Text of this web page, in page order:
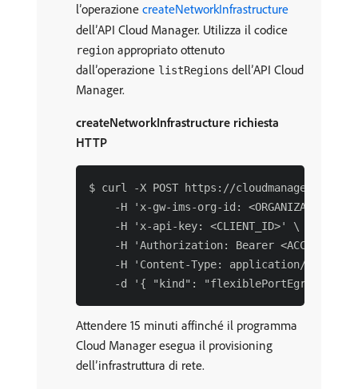
l’operazione createNetworkInfrastructure
dell’API Cloud Manager. Utilizza il codice
region appropriato ottenuto
dall’operazione listRegions dell’API Cloud
Manager.
createNetworkInfrastructure richiesta
HTTP
$ curl -X POST https://
-H 'x-gw-ims-org-id:
    -H 'x-api-key: <CLIENT_ID>' \
-H 'Authorization: Bearer
    -H 'Content-Type: application/json' \
Attendere 15 minuti affinché il programma
Cloud Manager esegua il provisioning
dell’infrastruttura di rete.